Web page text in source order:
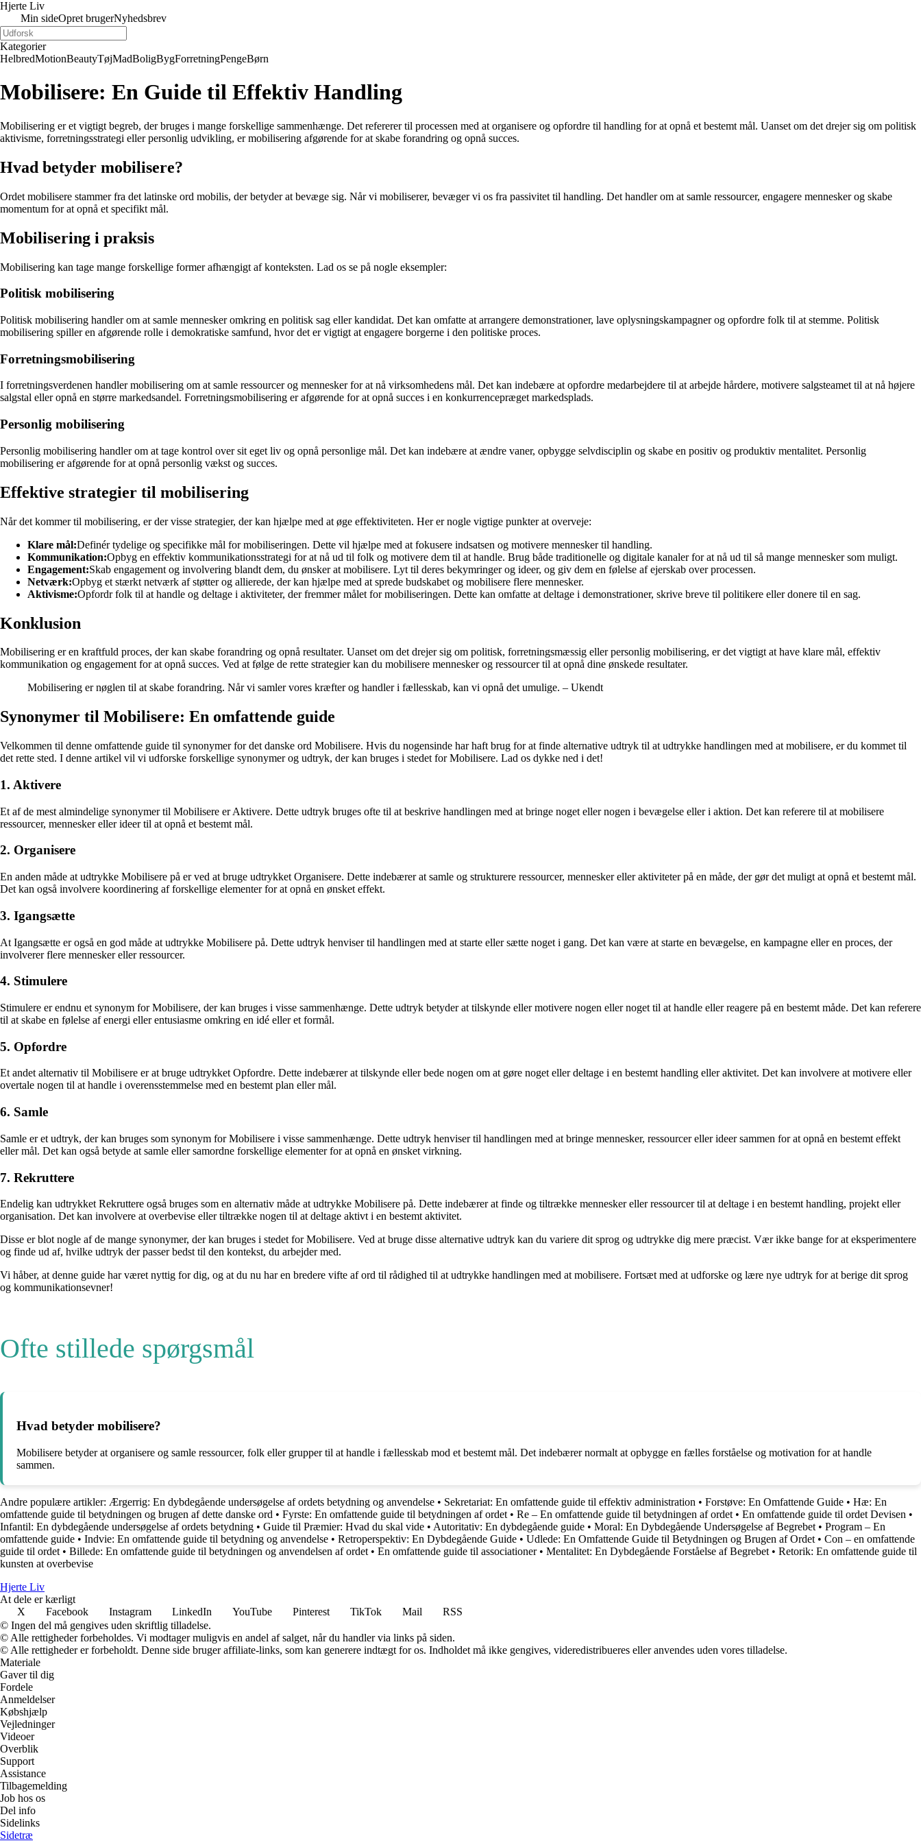
Hjerte Liv
Min sideOpret brugerNyhedsbrev
Kategorier
HelbredMotionBeautyTøjMadBoligBygForretningPengeBørn
Mobilisere: En Guide til Effektiv Handling
Mobilisering er et vigtigt begreb, der bruges i mange forskellige sammenhænge. Det refererer til processen med at organisere og opfordre til handling for at opnå et bestemt mål. Uanset om det drejer sig om politisk
aktivisme, forretningsstrategi eller personlig udvikling, er mobilisering afgørende for at skabe forandring og opnå succes.
Hvad betyder mobilisere?
Ordet mobilisere stammer fra det latinske ord mobilis, der betyder at bevæge sig. Når vi mobiliserer, bevæger vi os fra passivitet til handling. Det handler om at samle ressourcer, engagere mennesker og skabe
momentum for at opnå et specifikt mål.
Mobilisering i praksis
Mobilisering kan tage mange forskellige former afhængigt af konteksten. Lad os se på nogle eksempler:
Politisk mobilisering
Politisk mobilisering handler om at samle mennesker omkring en politisk sag eller kandidat. Det kan omfatte at arrangere demonstrationer, lave oplysningskampagner og opfordre folk til at stemme. Politisk
mobilisering spiller en afgørende rolle i demokratiske samfund, hvor det er vigtigt at engagere borgerne i den politiske proces.
Forretningsmobilisering
I forretningsverdenen handler mobilisering om at samle ressourcer og mennesker for at nå virksomhedens mål. Det kan indebære at opfordre medarbejdere til at arbejde hårdere, motivere salgsteamet til at nå højere
salgstal eller opnå en større markedsandel. Forretningsmobilisering er afgørende for at opnå succes i en konkurrencepræget markedsplads.
Personlig mobilisering
Personlig mobilisering handler om at tage kontrol over sit eget liv og opnå personlige mål. Det kan indebære at ændre vaner, opbygge selvdisciplin og skabe en positiv og produktiv mentalitet. Personlig
mobilisering er afgørende for at opnå personlig vækst og succes.
Effektive strategier til mobilisering
Når det kommer til mobilisering, er der visse strategier, der kan hjælpe med at øge effektiviteten. Her er nogle vigtige punkter at overveje:
Klare mål:Definér tydelige og specifikke mål for mobiliseringen. Dette vil hjælpe med at fokusere indsatsen og motivere mennesker til handling.
Kommunikation:Opbyg en effektiv kommunikationsstrategi for at nå ud til folk og motivere dem til at handle. Brug både traditionelle og digitale kanaler for at nå ud til så mange mennesker som muligt.
Engagement:Skab engagement og involvering blandt dem, du ønsker at mobilisere. Lyt til deres bekymringer og ideer, og giv dem en følelse af ejerskab over processen.
Netværk:Opbyg et stærkt netværk af støtter og allierede, der kan hjælpe med at sprede budskabet og mobilisere flere mennesker.
Aktivisme:Opfordr folk til at handle og deltage i aktiviteter, der fremmer målet for mobiliseringen. Dette kan omfatte at deltage i demonstrationer, skrive breve til politikere eller donere til en sag.
Konklusion
Mobilisering er en kraftfuld proces, der kan skabe forandring og opnå resultater. Uanset om det drejer sig om politisk, forretningsmæssig eller personlig mobilisering, er det vigtigt at have klare mål, effektiv
kommunikation og engagement for at opnå succes. Ved at følge de rette strategier kan du mobilisere mennesker og ressourcer til at opnå dine ønskede resultater.
Mobilisering er nøglen til at skabe forandring. Når vi samler vores kræfter og handler i fællesskab, kan vi opnå det umulige. – Ukendt
Synonymer til Mobilisere: En omfattende guide
Velkommen til denne omfattende guide til synonymer for det danske ord Mobilisere. Hvis du nogensinde har haft brug for at finde alternative udtryk til at udtrykke handlingen med at mobilisere, er du kommet til
det rette sted. I denne artikel vil vi udforske forskellige synonymer og udtryk, der kan bruges i stedet for Mobilisere. Lad os dykke ned i det!
1. Aktivere
Et af de mest almindelige synonymer til Mobilisere er Aktivere. Dette udtryk bruges ofte til at beskrive handlingen med at bringe noget eller nogen i bevægelse eller i aktion. Det kan referere til at mobilisere
ressourcer, mennesker eller ideer til at opnå et bestemt mål.
2. Organisere
En anden måde at udtrykke Mobilisere på er ved at bruge udtrykket Organisere. Dette indebærer at samle og strukturere ressourcer, mennesker eller aktiviteter på en måde, der gør det muligt at opnå et bestemt mål.
Det kan også involvere koordinering af forskellige elementer for at opnå en ønsket effekt.
3. Igangsætte
At Igangsætte er også en god måde at udtrykke Mobilisere på. Dette udtryk henviser til handlingen med at starte eller sætte noget i gang. Det kan være at starte en bevægelse, en kampagne eller en proces, der
involverer flere mennesker eller ressourcer.
4. Stimulere
Stimulere er endnu et synonym for Mobilisere, der kan bruges i visse sammenhænge. Dette udtryk betyder at tilskynde eller motivere nogen eller noget til at handle eller reagere på en bestemt måde. Det kan referere
til at skabe en følelse af energi eller entusiasme omkring en idé eller et formål.
5. Opfordre
Et andet alternativ til Mobilisere er at bruge udtrykket Opfordre. Dette indebærer at tilskynde eller bede nogen om at gøre noget eller deltage i en bestemt handling eller aktivitet. Det kan involvere at motivere eller
overtale nogen til at handle i overensstemmelse med en bestemt plan eller mål.
6. Samle
Samle er et udtryk, der kan bruges som synonym for Mobilisere i visse sammenhænge. Dette udtryk henviser til handlingen med at bringe mennesker, ressourcer eller ideer sammen for at opnå en bestemt effekt
eller mål. Det kan også betyde at samle eller samordne forskellige elementer for at opnå en ønsket virkning.
7. Rekruttere
Endelig kan udtrykket Rekruttere også bruges som en alternativ måde at udtrykke Mobilisere på. Dette indebærer at finde og tiltrække mennesker eller ressourcer til at deltage i en bestemt handling, projekt eller
organisation. Det kan involvere at overbevise eller tiltrække nogen til at deltage aktivt i en bestemt aktivitet.
Disse er blot nogle af de mange synonymer, der kan bruges i stedet for Mobilisere. Ved at bruge disse alternative udtryk kan du variere dit sprog og udtrykke dig mere præcist. Vær ikke bange for at eksperimentere
og finde ud af, hvilke udtryk der passer bedst til den kontekst, du arbejder med.
Vi håber, at denne guide har været nyttig for dig, og at du nu har en bredere vifte af ord til rådighed til at udtrykke handlingen med at mobilisere. Fortsæt med at udforske og lære nye udtryk for at berige dit sprog
og kommunikationsevner!
Ofte stillede spørgsmål
Hvad betyder mobilisere?
Mobilisere betyder at organisere og samle ressourcer, folk eller grupper til at handle i fællesskab mod et bestemt mål. Det indebærer normalt at opbygge en fælles forståelse og motivation for at handle
sammen.
Andre populære artikler: Ærgerrig: En dybdegående undersøgelse af ordets betydning og anvendelse • Sekretariat: En omfattende guide til effektiv administration • Forstøve: En Omfattende Guide • Hæ: En
omfattende guide til betydningen og brugen af dette danske ord • Fyrste: En omfattende guide til betydningen af ordet • Re – En omfattende guide til betydningen af ordet • En omfattende guide til ordet Devisen •
Infantil: En dybdegående undersøgelse af ordets betydning • Guide til Præmier: Hvad du skal vide • Autoritativ: En dybdegående guide • Moral: En Dybdegående Undersøgelse af Begrebet • Program – En
omfattende guide • Indvie: En omfattende guide til betydning og anvendelse • Retroperspektiv: En Dybdegående Guide • Udlede: En Omfattende Guide til Betydningen og Brugen af Ordet • Con – en omfattende
guide til ordet • Billede: En omfattende guide til betydningen og anvendelsen af ordet • En omfattende guide til associationer• Mentalitet: En Dybdegående Forståelse af Begrebet • Retorik: En omfattende guide til
kunsten at overbevise
Hjerte Liv
At dele er kærligt
X
Facebook Instagram LinkedIn YouTube Pinterest TikTok Mail
RSS
© Ingen del må gengives uden skriftlig tilladelse.
© Alle rettigheder forbeholdes. Vi modtager muligvis en andel af salget, når du handler via links på siden.
© Alle rettigheder er forbeholdt. Denne side bruger affiliate-links, som kan generere indtægt for os. Indholdet må ikke gengives, videredistribueres eller anvendes uden vores tilladelse.
Materiale
Gaver til dig
Fordele
Anmeldelser
Købshjælp
Vejledninger
Videoer
Overblik
Support
Assistance
Tilbagemelding
Job hos os
Del info
Sidelinks
Sidetræ